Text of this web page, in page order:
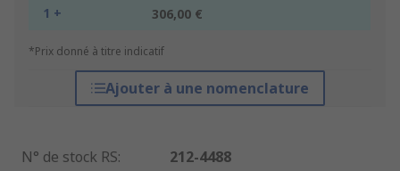
1 + 306,00 €
*Prix donné à titre indicatif
Ajouter à une nomenclature
N° de stock RS:
212-4488